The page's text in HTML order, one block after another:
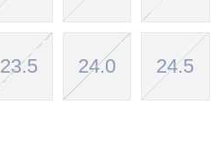
23.5 24.0 24.5